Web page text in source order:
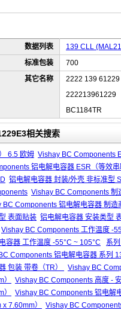
数据列表
139 CLL
标准包装
700
其它名称
2222 139 61229
222213961229
BC1184TR
相关搜索
6.5 欧姆 Vishay BC Components
铝电解电容器 ESR（等效
铝电解电容器 封装/外壳 非标准型
Vishay BC Components
BC Components 铝电解电容器 制
表面贴装 铝电解电容器 安装类型
Vishay BC Components 工作温度 -
容器 工作温度 -55°C ~ 105°C
系
Components 铝电解电容器 系列
包装 带卷（TR） Vishay BC
Vishay BC Components 高度 -
Vishay BC Components 铝电解
7.60mm）
Vishay BC